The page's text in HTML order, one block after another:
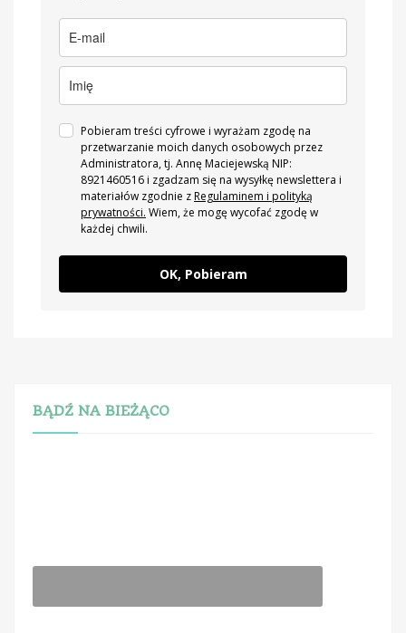
Pobieram treści cyfrowe i wyrażam zgodę na
przetwarzanie moich danych osobowych przez
Administratora, tj. Annę Maciejewską NIP:
8921460516 i zgadzam się na wysyłkę newslettera i
materiałów zgodnie zRegulaminem i polityką
prywatności. Wiem, że mogę wycofać zgodę w
każdej chwili.
OK, Pobieram
BĄDŹ NA BIEŻĄCO